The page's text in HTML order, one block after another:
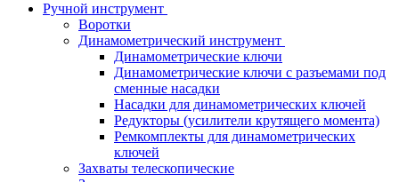
Ручной инструмент
Воротки
Динамометрический инструмент
Динамометрические ключи
Динамометрические ключи с разъемами под
сменные насадки
Насадки для динамометрических ключей
Редукторы (усилители крутящего момента)
Ремкомплекты для динамометрических
ключей
Захваты телескопические